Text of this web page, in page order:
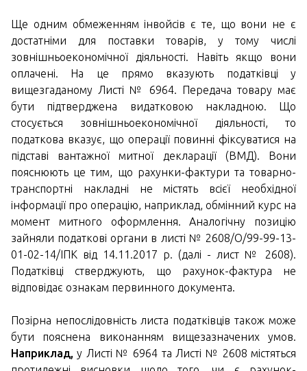
Ще одним обмеженням інвойсів є те, що вони не є
достатніми для поставки товарів, у тому числі
зовнішньоекономічної діяльності. Навіть якщо вони
оплачені. На це прямо вказують податківці у
вищезгаданому Листі № 6964. Передача товару має
бути підтверджена видатковою накладною. Що
стосується зовнішньоекономічної діяльності, то
податкова вказує, що операції повинні фіксуватися на
підставі вантажної митної декларації (ВМД). Вони
пояснюють це тим, що рахунки-фактури та товарно-
транспортні накладні не містять всієї необхідної
інформації про операцію, наприклад, обмінний курс на
момент митного оформлення. Аналогічну позицію
зайняли податкові органи в листі № 2608/О/99-99-13-
01-02-14/ІПК від 14.11.2017 р. (далі - лист № 2608).
Податківці стверджують, що рахунок-фактура не
відповідає ознакам первинного документа.
Позірна непослідовність листа податківців також може
бути пояснена виконанням вищезазначених умов.
Наприклад, у Листі № 6964 та Листі № 2608 містяться